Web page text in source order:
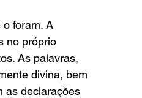
foram. A
no próprio
As palavras,
divina, bem
as declarações